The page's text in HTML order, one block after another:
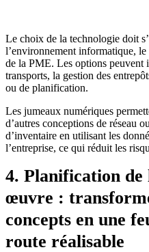
Le choix de la technologie doit
l’environnement informatique, le
de la PME. Les options peuvent
transports, la gestion des
ou de planification.
Les jumeaux numériques
d’autres conceptions de réseau
d’inventaire en utilisant les
l’entreprise, ce qui réduit les
4. Planification de
œuvre :
concepts en une
route réalisable